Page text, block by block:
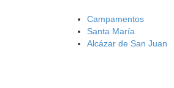
Campamentos
Santa María
Alcázar de San Juan